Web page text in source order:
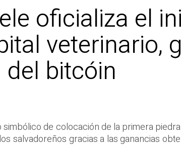
oficializa el
veterinario,
bitcóin
simbólico de colocación de la primera
salvadoreños gracias a las ganancias